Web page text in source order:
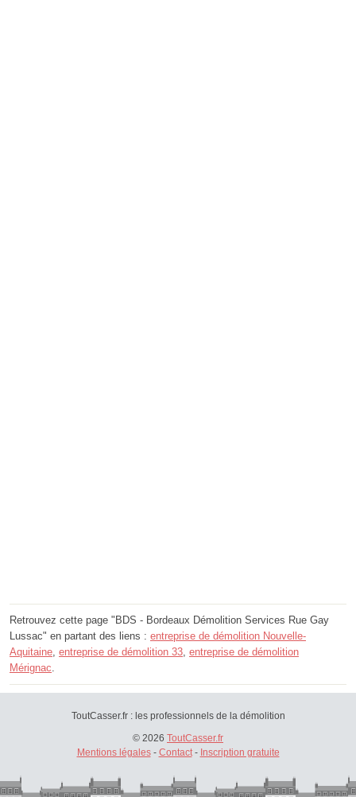
Retrouvez cette page "BDS - Bordeaux Démolition Services Rue Gay
Lussac" en partant des liens : entreprise de démolition Nouvelle-
Aquitaine entreprise de démolition 33 entreprise de démolition
Mérignac
ToutCasser.fr : les professionnels de la démolition
© 2026 ToutCasser.fr
Mentions légales- Contact- Inscription gratuite